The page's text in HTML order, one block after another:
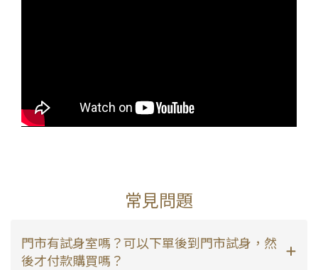
常見問題
門市有試身室嗎？可以下單後到門市試身，然
後才付款購買嗎？